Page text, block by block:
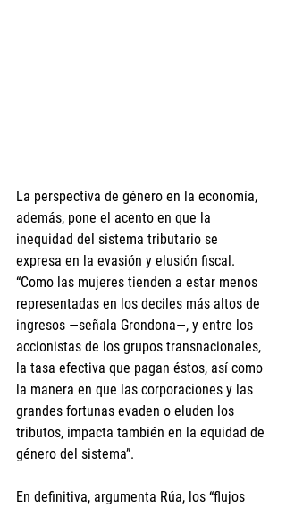
La perspectiva de género en la economía,
además, pone el acento en que la
inequidad del sistema tributario se
expresa en la evasión y elusión fiscal.
“Como las mujeres tienden a estar menos
representadas en los deciles más altos de
ingresos —señala Grondona—, y entre los
accionistas de los grupos transnacionales,
la tasa efectiva que pagan éstos, así como
la manera en que las corporaciones y las
grandes fortunas evaden o eluden los
tributos, impacta también en la equidad de
género del sistema”.
En definitiva, argumenta Rúa, los “flujos